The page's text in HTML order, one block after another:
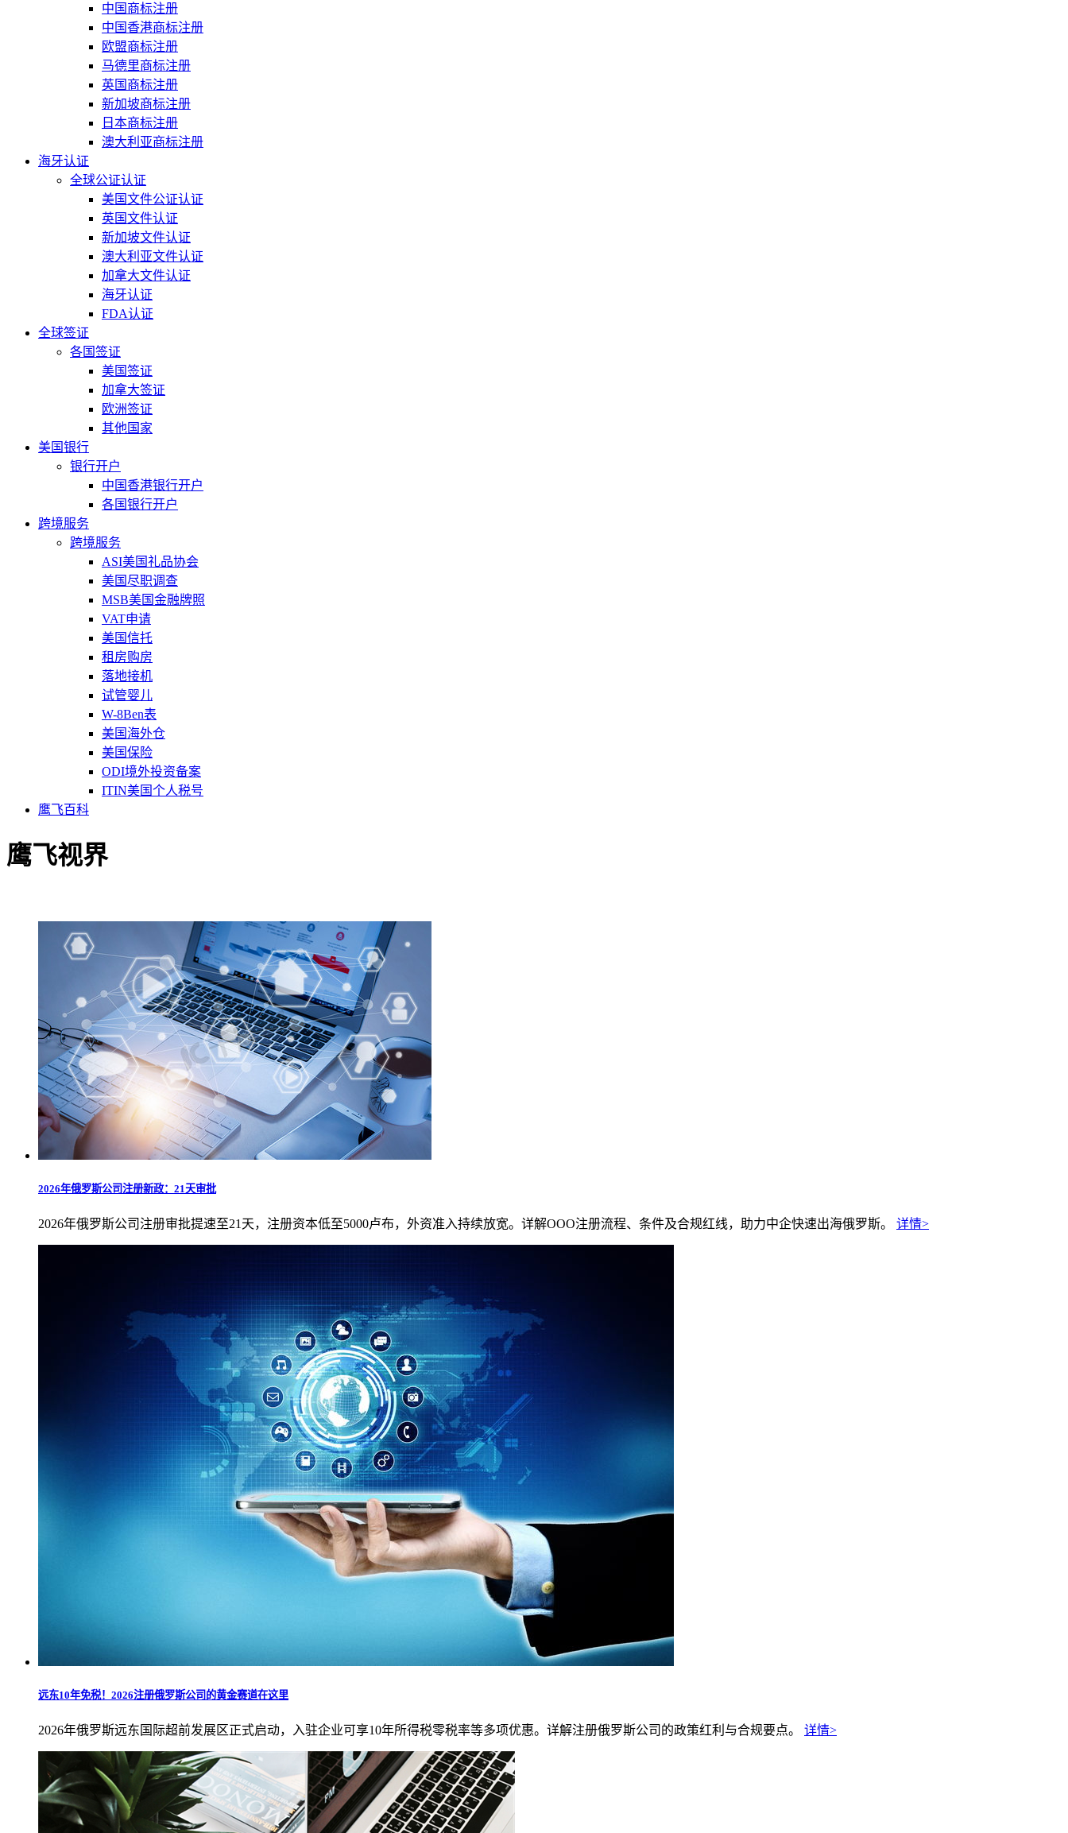
中国商标注册
中国香港商标注册
欧盟商标注册
马德里商标注册
英国商标注册
新加坡商标注册
日本商标注册
澳大利亚商标注册
海牙认证
全球公证认证
美国文件公证认证
英国文件认证
新加坡文件认证
澳大利亚文件认证
加拿大文件认证
海牙认证
FDA认证
全球签证
各国签证
美国签证
加拿大签证
欧洲签证
其他国家
美国银行
银行开户
中国香港银行开户
各国银行开户
跨境服务
跨境服务
ASI美国礼品协会
美国尽职调查
MSB美国金融牌照
VAT申请
美国信托
租房购房
落地接机
试管婴儿
W-8Ben表
美国海外仓
美国保险
ODI境外投资备案
ITIN美国个人税号
鹰飞百科
鹰飞视界
2026年俄罗斯公司注册新政：21天审批
2026年俄罗斯公司注册审批提速至21天，注册资本低至5000卢布，外资准入持续放宽。详解OOO注册流程、条件及合规红线，助力中企快速出海俄罗斯。 详情>
远东10年免税！2026注册俄罗斯公司的黄金赛道在这里
2026年俄罗斯远东国际超前发展区正式启动，入驻企业可享10年所得税零税率等多项优惠。详解注册俄罗斯公司的政策红利与合规要点。 详情>